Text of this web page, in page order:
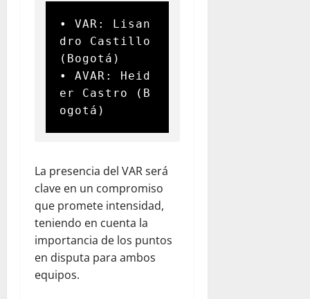
• VAR: Lisan
dro Castillo
(Bogotá)
• AVAR: Heid
er Castro (B
ogotá)
La presencia del VAR será
clave en un compromiso
que promete intensidad,
teniendo en cuenta la
importancia de los puntos
en disputa para ambos
equipos.